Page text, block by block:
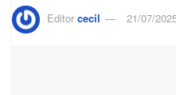
Editor cecil 21/07/